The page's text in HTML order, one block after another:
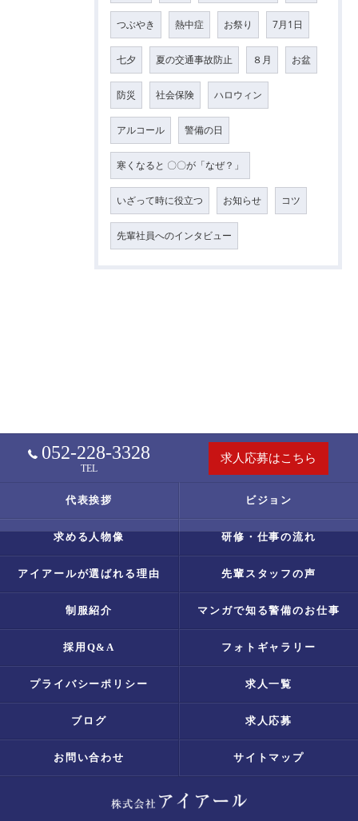
つぶやき 熱中症 お祭り 7月1日
七夕 夏の交通事故防止 ８月 お盆
防災 社会保険 ハロウィン
アルコール 警備の日
寒くなると 〇〇が「なぜ？」
いざって時に役立つ お知らせ コツ
先輩社員へのインタビュー
052-228-3328
TEL
求人応募はこちら
代表挨拶 ビジョン
求める人物像 研修・仕事の流れ
アイアールが選ばれる理由 先輩スタッフの声
制服紹介 マンガで知る警備のお仕事
採用Q&A フォトギャラリー
プライバシーポリシー 求人一覧
ブログ 求人応募
お問い合わせ サイトマップ